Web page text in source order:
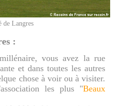
de Langres
:
vous avez la rue
et dans toutes les autres
chose à voir ou à visiter.
les plus "Beaux